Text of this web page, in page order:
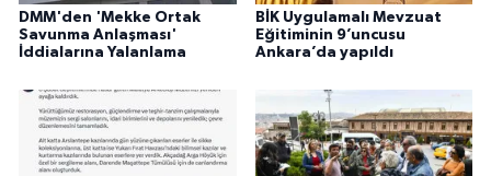
DMM'den 'Mekke Ortak
Savunma Anlaşması'
İddialarına Yalanlama
BİK Uygulamalı Mevzuat
Eğitiminin 9’uncusu
Ankara’da yapıldı